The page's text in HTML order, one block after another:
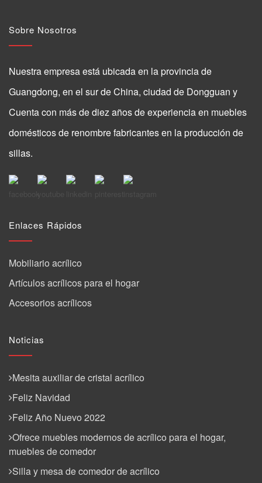
Sobre Nosotros
Nuestra empresa está ubicada en la provincia de
Guangdong, en el sur de China, ciudad de Dongguan y
Cuenta con más de diez años de experiencia en muebles
domésticos de renombre fabricantes en la producción de
sillas.
Enlaces Rápidos
Mobiliario acrílico
Artículos acrílicos para el hogar
Accesorios acrílicos
Noticias
Mesita auxiliar de cristal acrílico
Feliz Navidad
Feliz Año Nuevo 2022
Ofrece muebles modernos de acrílico para el hogar,
muebles de comedor
Silla y mesa de comedor de acrílico